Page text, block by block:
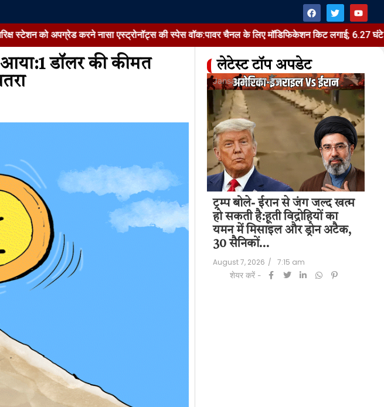
करने नासा एस्ट्रोनॉट्स की स्पेस वॉक:पावर चैनल के लिए मॉडिफिकेशन किट लगाई; 6.27 घंटे बाहर रहे
डॉलर की कीमत
लेटेस्ट टॉप अपडेट
Khan
अंतरिक्ष स्टेशन को अपग्रेड करने
नासा एस्ट्रोनॉट्स की स्पेस
वॉक:पावर चैनल के लिए
मॉडिफिकेशन किट लगाई; 6.27
घंटे बाहर रहे
August 7, 2026
Jansarokar Bharat
ट्रम्प बोले- ईरान से जंग जल्द खत्म
हो सकती है:हूती विद्रोहियों का
यमन में मिसाइल और ड्रोन अटैक,
30 सैनिकों…
August 7, 2026 /
7:15 am
शेयर करें -